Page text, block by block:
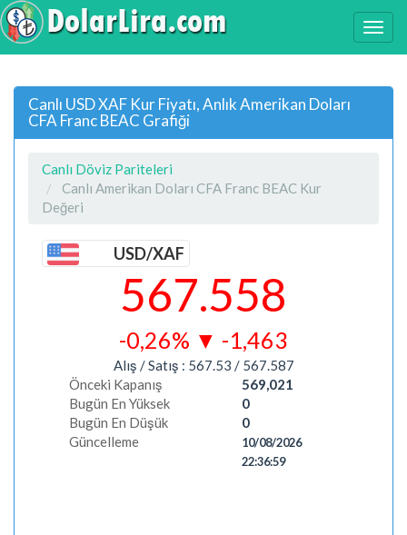
Canlı USD XAF Kur Fiyatı, Anlık Amerikan Doları
CFA Franc BEAC Grafiği
Canlı Döviz Pariteleri
Canlı Amerikan Doları CFA Franc BEAC Kur
Değeri
USD/XAF
567.558
-0,26% ▼ -1,463
Alış / Satış : 567.53 / 567.587
Önceki Kapanış
569,021
Bugün En Yüksek
0
Bugün En Düşük
0
Güncelleme
10/08/2026
22:36:59